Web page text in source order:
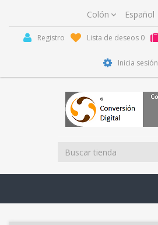
Registro Lista de deseos 0
Inicia sesión